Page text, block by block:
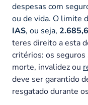
despesas com
ou de vida. O limite
IAS, ou seja,
teres direito a esta
critérios: os
morte, invalidez ou
deve ser garantido
resgatado durante